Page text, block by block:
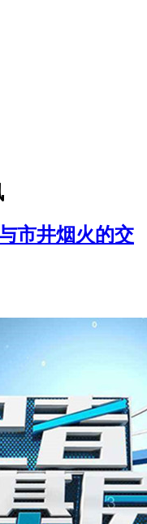
市井烟火的交